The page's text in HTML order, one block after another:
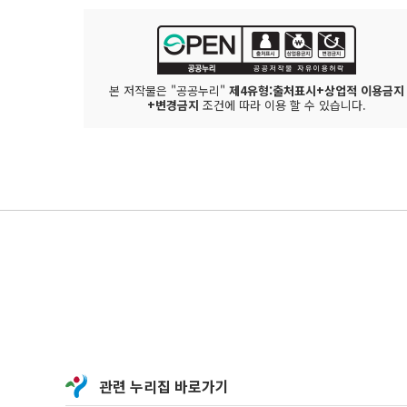
본 저작물은 "공공누리" 제4유형:출처표시+상업적 이용금지
+변경금지 조건에 따라 이용 할 수 있습니다.
관련 누리집 바로가기